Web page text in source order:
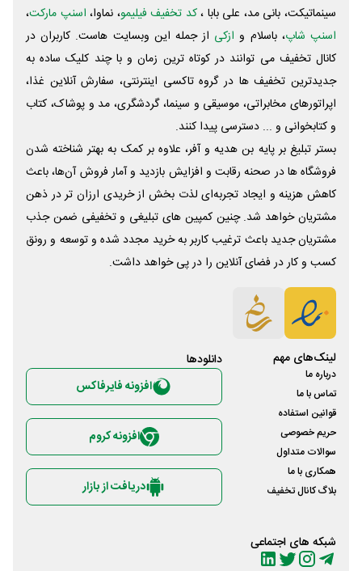
سینماتیکت، بانی مد، علی‌ بابا ،کد تخفیف فیلیمو، نماوا، اسنپ مارکت،
اسنپ شاپ، باسلام و ازکی از جمله این وبسایت ‌هاست. کاربران در
کانال تخفیف می توانند در کوتاه ترین زمان و با چند کلیک ساده به
جدیدترین تخفیف ها در گروه تاکسی اینترنتی، سفارش آنلاین غذا،
اپراتورهای مخابراتی، موسیقی و سینما، گردشگری، مد و پوشاک، کتاب
و کتابخوانی و ... دسترسی پیدا کنند.
بستر تبلیغ بر پایه بن هدیه و آفر، علاوه بر کمک به بهتر شناخته شدن
فروشگاه ها در صحنه رقابت و افزایش بازدید و آمار فروش آن‌ها، باعث
کاهش هزینه و ایجاد تجربه‌ای لذت بخش از خریدی ارزان تر در ذهن
مشتریان خواهد شد. چنین کمپین های تبلیغی و تخفیفی ضمن جذب
مشتریان جدید باعث ترغیب کاربر به خرید مجدد شده و توسعه و رونق
کسب و کار در فضای آنلاین را در پی خواهد داشت.
لینک‌های مهم
درباره ما
تماس با ما
قوانین استفاده
حریم خصوصی
سوالات متداول
همکاری با ما
بلاگ کانال تخفیف
شبکه های اجتماعی
دانلود‌ها
افزونه فایرفاکس
افزونه کروم
دریافت از بازار